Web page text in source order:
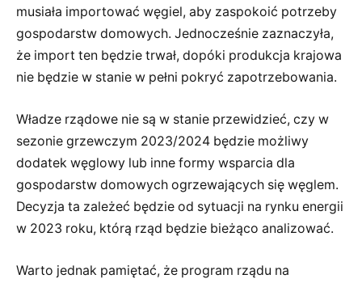
musiała importować węgiel, aby zaspokoić potrzeby
gospodarstw domowych. Jednocześnie zaznaczyła,
że import ten będzie trwał, dopóki produkcja krajowa
nie będzie w stanie w pełni pokryć zapotrzebowania.
Władze rządowe nie są w stanie przewidzieć, czy w
sezonie grzewczym 2023/2024 będzie możliwy
dodatek węglowy lub inne formy wsparcia dla
gospodarstw domowych ogrzewających się węglem.
Decyzja ta zależeć będzie od sytuacji na rynku energii
w 2023 roku, którą rząd będzie bieżąco analizować.
Warto jednak pamiętać, że program rządu na